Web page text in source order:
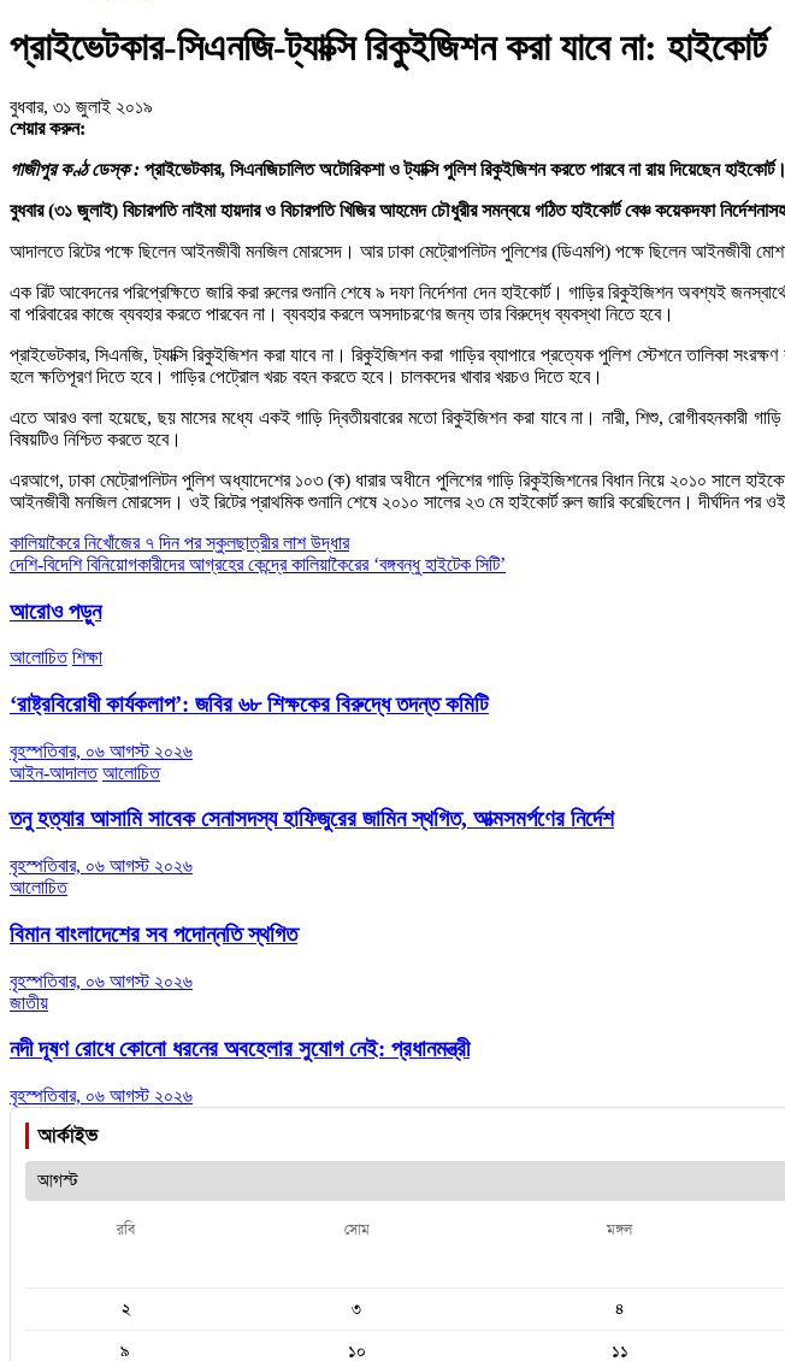
প্রাইভেটকার-সিএনজি-ট্যাক্সি রিকুইজিশন করা যাবে না: হাইকোর্ট
বুধবার, ৩১ জুলাই ২০১৯
শেয়ার করুন:
গাজীপুর কণ্ঠ ডেস্ক : প্রাইভেটকার, সিএনজিচালিত অটোরিকশা ও ট্যাক্সি পুলিশ রিকুইজিশন করতে পারবে না রায় দিয়েছেন হাইকোর্ট।
বুধবার (৩১ জুলাই) বিচারপতি নাইমা হায়দার ও বিচারপতি খিজির আহমেদ চৌধুরীর সমন্বয়ে গঠিত হাইকোর্ট বেঞ্চ কয়েকদফা
আদালতে রিটের পক্ষে ছিলেন আইনজীবী মনজিল মোরসেদ। আর ঢাকা মেট্রোপলিটন পুলিশের (ডিএমপি) পক্ষে ছিলেন আইনজীবী
এক রিট আবেদনের পরিপ্রেক্ষিতে জারি করা রুলের শুনানি শেষে ৯ দফা নির্দেশনা দেন হাইকোর্ট। গাড়ির রিকুইজিশন অবশ্যই
বা পরিবারের কাজে ব্যবহার করতে পারবেন না। ব্যবহার করলে অসদাচরণের জন্য তার বিরুদ্ধে ব্যবস্থা নিতে হবে।
প্রাইভেটকার, সিএনজি, ট্যাক্সি রিকুইজিশন করা যাবে না। রিকুইজিশন করা গাড়ির ব্যাপারে প্রত্যেক পুলিশ স্টেশনে তালিকা
হলে ক্ষতিপূরণ দিতে হবে। গাড়ির পেট্রোল খরচ বহন করতে হবে। চালকদের খাবার খরচও দিতে হবে।
এতে আরও বলা হয়েছে, ছয় মাসের মধ্যে একই গাড়ি দ্বিতীয়বারের মতো রিকুইজিশন করা যাবে না। নারী, শিশু, রোগীবহনকারী
বিষয়টিও নিশ্চিত করতে হবে।
এরআগে, ঢাকা মেট্রোপলিটন পুলিশ অধ্যাদেশের ১০৩ (ক) ধারার অধীনে পুলিশের গাড়ি রিকুইজিশনের বিধান নিয়ে ২০১০ সালে
আইনজীবী মনজিল মোরসেদ। ওই রিটের প্রাথমিক শুনানি শেষে ২০১০ সালের ২৩ মে হাইকোর্ট রুল জারি করেছিলেন। দীর্ঘদিন
Post
navigation
কালিয়াকৈরে নিখোঁজের ৭ দিন পর স্কুলছাত্রীর লাশ উদ্ধার
দেশি-বিদেশি বিনিয়োগকারীদের আগ্রহের কেন্দ্রে কালিয়াকৈরের ‘বঙ্গবন্ধু হাইটেক সিটি’
আরোও পড়ুন
আলোচিত শিক্ষা
‘রাষ্ট্রবিরোধী কার্যকলাপ’: জবির ৬৮ শিক্ষকের বিরুদ্ধে তদন্ত কমিটি
বৃহস্পতিবার, ০৬ আগস্ট ২০২৬
আইন-আদালত আলোচিত
তনু হত্যার আসামি সাবেক সেনাসদস্য হাফিজুরের জামিন স্থগিত, আত্মসমর্পণের নির্দেশ
বৃহস্পতিবার, ০৬ আগস্ট ২০২৬
আলোচিত
বিমান বাংলাদেশের সব পদোন্নতি স্থগিত
বৃহস্পতিবার, ০৬ আগস্ট ২০২৬
জাতীয়
নদী দূষণ রোধে কোনো ধরনের অবহেলার সুযোগ নেই: প্রধানমন্ত্রী
বৃহস্পতিবার, ০৬ আগস্ট ২০২৬
আর্কাইভ
রবি সোম মঙ্গল
২
৩ ৪
৯
১০ ১১